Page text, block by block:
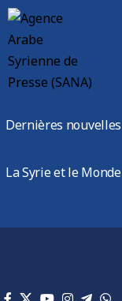
Dernières nouvelles
La Syrie et le Monde